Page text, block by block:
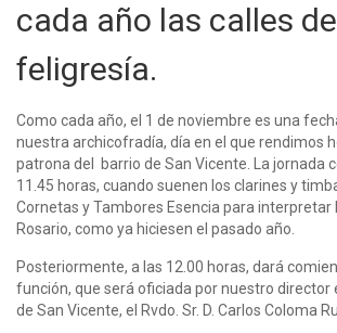
cada año las calles
feligresía.
Como cada año, el 1 de noviembre es una
nuestra archicofradía, día en el que rendimos
patrona del barrio de San Vicente. La jornada
11.45 horas, cuando suenen los clarines y
Cornetas y Tambores Esencia para interpretar
Rosario, como ya hiciesen el pasado año.
Posteriormente, a las 12.00 horas, dará
función, que será oficiada por nuestro director
de San Vicente, el Rvdo. Sr. D. Carlos Coloma